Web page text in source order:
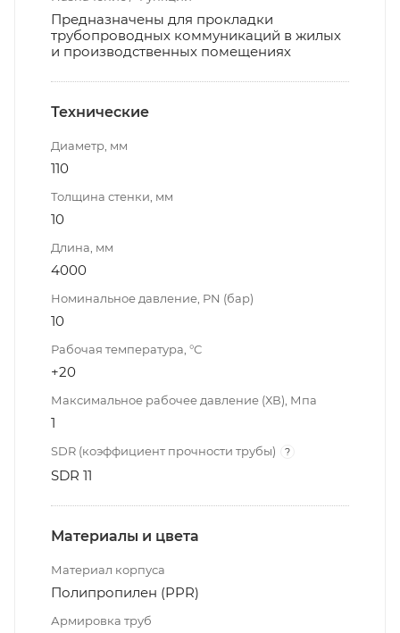
Предназначены для прокладки
трубопроводных коммуникаций в жилых
и производственных помещениях
Технические
Диаметр, мм
110
Толщина стенки, мм
10
Длина, мм
4000
Номинальное давление, PN (бар)
10
Рабочая температура, °С
+20
Максимальное рабочее давление (ХВ), Мпа
1
SDR (коэффициент прочности трубы) ?
SDR 11
Материалы и цвета
Материал корпуса
Полипропилен (PPR)
Армировка труб